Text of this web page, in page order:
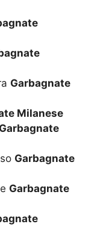
Garbagnate
Milanese
Garbagnate
Garbagnate
Garbagnate